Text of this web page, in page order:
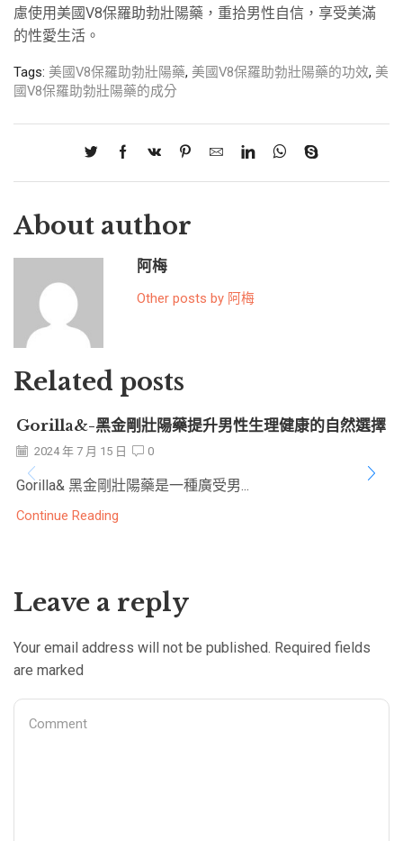
慮使用美國V8保羅助勃壯陽藥，重拾男性自信，享受美滿
的性愛生活。
Tags: 美國V8保羅助勃壯陽藥, 美國V8保羅助勃壯陽藥的功效, 美
國V8保羅助勃壯陽藥的成分
About author
阿梅
Other posts by 阿梅
Related posts
Gorilla&-黑金剛壯陽藥提升男性生理健康的自然選擇
2024 年 7 月 15 日 0
Gorilla& 黑金剛壯陽藥是一種廣受男...
Continue Reading
Leave a reply
Your email address will not be published. Required fields
are marked